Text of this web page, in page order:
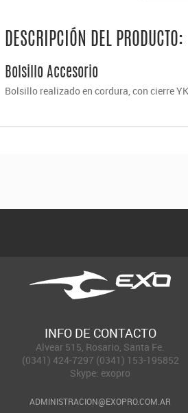
DESCRIPCIÓN DEL PRODUCTO:
Bolsillo Accesorio
Bolsillo realizado en cordura, con cierre
INFO DE CONTACTO
Alvear 515, Rosario, Santa Fe.
(0341) 424-7297 (0341) 153-195852
Skype: exopro
ADMINISTRACION@EXOPRO.COM.AR